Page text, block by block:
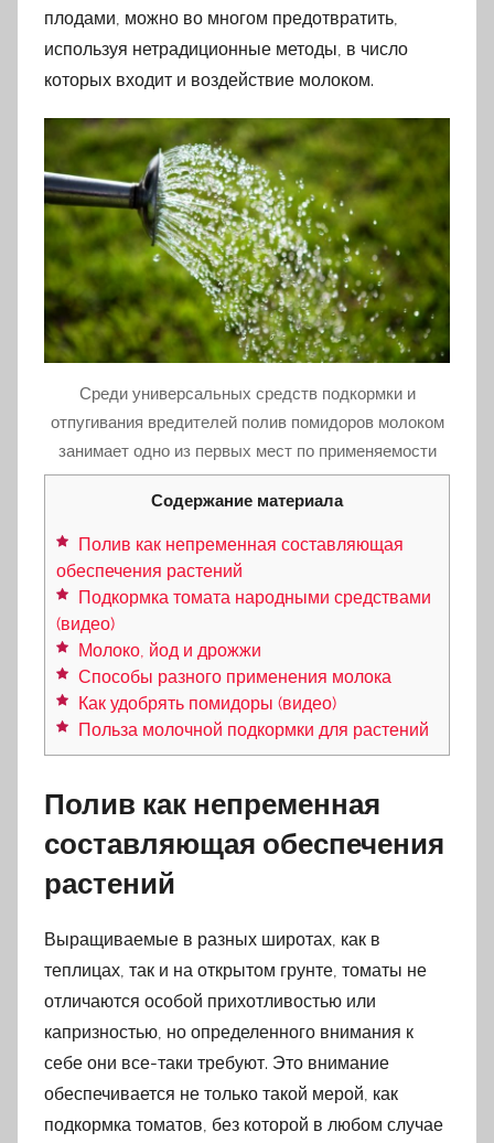
плодами, можно во многом предотвратить,
используя нетрадиционные методы, в число
которых входит и воздействие молоком.
Среди универсальных средств подкормки и
отпугивания вредителей полив помидоров молоком
занимает одно из первых мест по применяемости
Содержание материала
Полив как непременная составляющая
обеспечения растений
Подкормка томата народными средствами
(видео)
Молоко, йод и дрожжи
Способы разного применения молока
Как удобрять помидоры (видео)
Польза молочной подкормки для растений
Полив как непременная
составляющая обеспечения
растений
Выращиваемые в разных широтах, как в
теплицах, так и на открытом грунте, томаты не
отличаются особой прихотливостью или
капризностью, но определенного внимания к
себе они все-таки требуют. Это внимание
обеспечивается не только такой мерой, как
подкормка томатов, без которой в любом случае